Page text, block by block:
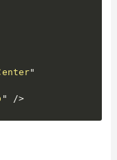
"
" />